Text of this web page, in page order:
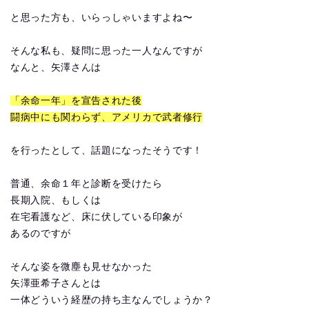
と思った方も、いらっしゃいますよね〜
そんな私も、疑問に思った一人なんですが
なんと、矢澤さんは
「余命一年」を宣告された後
闘病中にも関わらず、アメリカで武者修行
を行ったとして、話題になったそうです！
普通、余命１年と診断を受けたら
長期入院、もしくは
在宅看護など、床に伏している印象が
あるのですが
そんな姿を微塵も見せなかった
矢澤亜希子さんとは
一体どういう経歴の持ち主なんでしょうか？